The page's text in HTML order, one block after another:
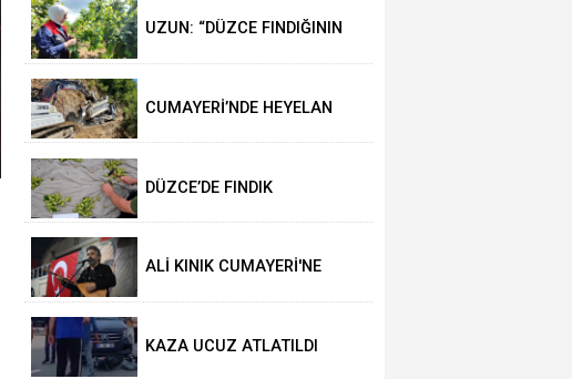
UZUN: “DÜZCE FINDIĞININ
CUMAYERİ’NDE HEYELAN
DÜZCE’DE FINDIK
AÇIKLADILAR
ALİ KINIK CUMAYERİ'NE
KAZA UCUZ ATLATILDI